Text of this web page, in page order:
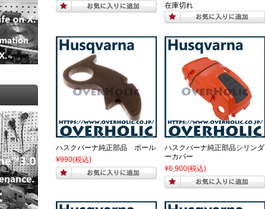
在庫切れ
ハスクバーナ純正部品 ポール
¥990(税込)
ハスクバーナ純正部品シリンダ
ーカバー
¥6,900(税込)